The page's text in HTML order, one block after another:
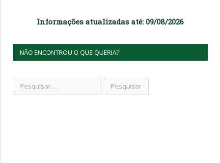
Informações atualizadas até: 09/08/2026
NÃO ENCONTROU O QUE QUERIA?